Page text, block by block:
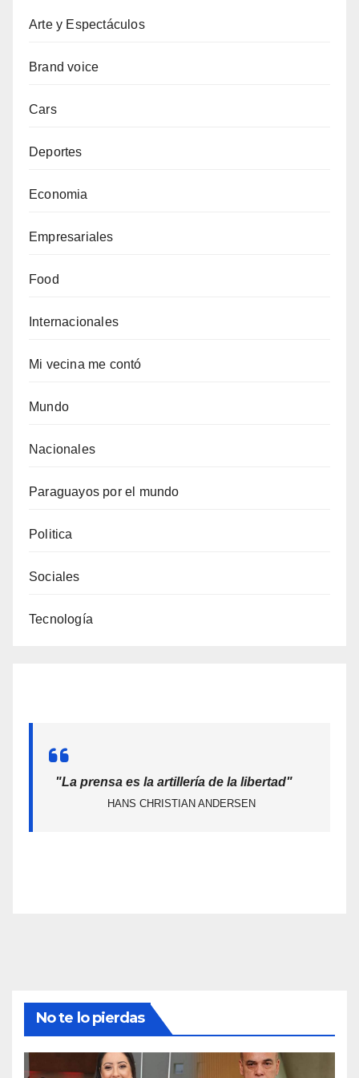
Arte y Espectáculos
Brand voice
Cars
Deportes
Economia
Empresariales
Food
Internacionales
Mi vecina me contó
Mundo
Nacionales
Paraguayos por el mundo
Politica
Sociales
Tecnología
"La prensa es la artillería de la libertad"
HANS CHRISTIAN ANDERSEN
No te lo pierdas